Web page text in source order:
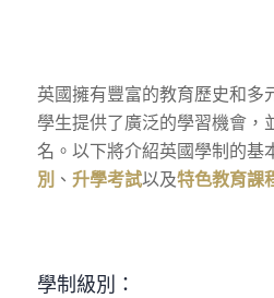
英國擁有豐富的教育歷史和多
學生提供了廣泛的學習機會，
名。以下將介紹英國學制的基
別 、 升學考試以及特色教育課
學制級別：